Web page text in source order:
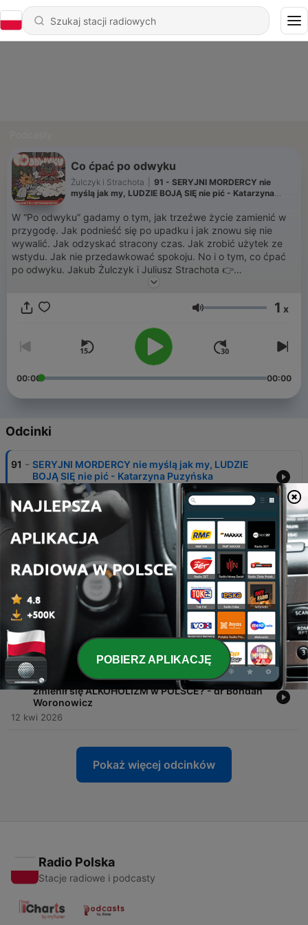
Co ćpać po odwyku
Żulczyk i Strachota
91 - SERYJNI MORDERCY nie
myślą jak my, LUDZIE BOJĄ SIĘ nie pić - Katarzyna
W “Po odwyku” gadamy o tym, jak trzeźwe życie zamienić w
przygodę. Jak podnieść się po upadku i jak znowu się nie
wywalić. Jak odzyskać stracony czas. Jak zrobić użytek ze
wstydu. Jak nie przedawkować spokoju. No i o tym, co ćpać
po odwyku. Jakub Żulczyk i Juliusz Strachota 👉
⁠⁠⁠⁠⁠⁠https://patronite.pl/poodwyku⁠⁠⁠⁠⁠⁠ - wesprzyj nas! 👉
Głośność 1 x
00:00 00:00
Odcinki
91 - SERYJNI MORDERCY nie myślą jak my, LUDZIE
BOJĄ SIĘ nie pić - Katarzyna Puzyńska
90
Jak MŁODZI LUDZIE trafiają na ulicę? DRAMAT
samotnych matek - Agnieszka Sikora
07 cze 2026
89 - Czy myślimy o POWROCIE DO PICIA? O czym jest
nasza NOWA KSIĄŻKA? - Q&A Strachota i Żulczyk
24 maj 2026
Jak wygląda ŻYCIE po ŚMIERCI? Co się dzieje w
głowie PO ODWYKU? - Marta Markiewicz
03 maj 2026
87 - Czy DWA PIWKA dziennie to już PROBLEM? Jak
zmienił się ALKOHOLIZM w POLSCE? - dr Bohdan
Woronowicz
12 kwi 2026
Pokaż więcej odcinków
Radio Polska
Stacje radiowe i podcasty
POBIERZ APLIKACJĘ